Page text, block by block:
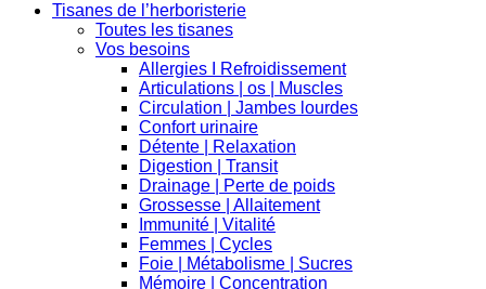
Tisanes de l’herboristerie
Toutes les tisanes
Vos besoins
Allergies I Refroidissement
Articulations | os | Muscles
Circulation | Jambes lourdes
Confort urinaire
Détente | Relaxation
Digestion | Transit
Drainage | Perte de poids
Grossesse | Allaitement
Immunité | Vitalité
Femmes | Cycles
Foie | Métabolisme | Sucres
Mémoire | Concentration